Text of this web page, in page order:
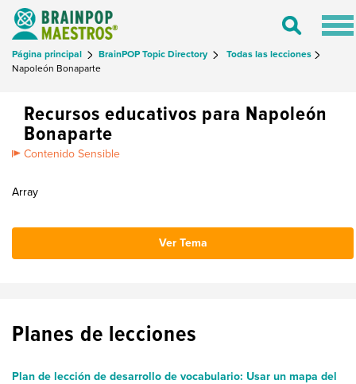
Toggle
Página principal BrainPOP Topic Directory
Todas las lecciones
Napoleón Bonaparte
Recursos educativos para Napoleón
Bonaparte
Contenido Sensible
Array
Ver Tema
Planes de lecciones
Plan de lección de desarrollo de vocabulario: Usar un mapa del